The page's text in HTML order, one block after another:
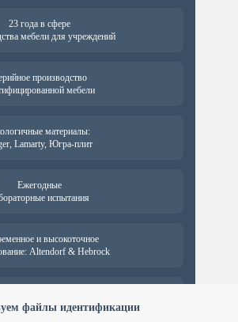
файлы идентификации
23 года в сфере
мебели для учреждений
производство
мебели
материалы:
Lamarty, Югра-плит
Ежегодные
испытания
и высокоточное
Altendorf & Hebrock
от 18 месяцев